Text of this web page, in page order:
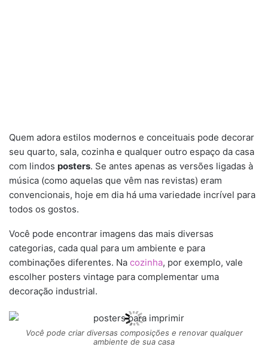
Quem adora estilos modernos e conceituais pode decorar
seu quarto, sala, cozinha e qualquer outro espaço da casa
com lindos posters. Se antes apenas as versões ligadas à
música (como aquelas que vêm nas revistas) eram
convencionais, hoje em dia há uma variedade incrível para
todos os gostos.
Você pode encontrar imagens das mais diversas
categorias, cada qual para um ambiente e para
combinações diferentes. Na cozinha, por exemplo, vale
escolher posters vintage para complementar uma
decoração industrial.
Você pode criar diversas composições e renovar qualquer
ambiente de sua casa